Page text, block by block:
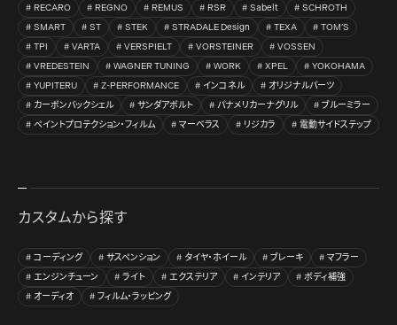
RECARO
REGNO REMUS RSR Sabelt
SCHROTH
SMART
ST STEK STRADALE Design TEXA
TOM’S
TPI
VARTA VERSPIELT VORSTEINER
VOSSEN
VREDESTEIN
WAGNER TUNING WORK XPEL
YOKOHAMA
YUPITERU
Z-PERFORMANCE インコネル
オリジナルパーツ
カーボンバックシェル
サンダアボルト パナメリカーナグリル
ブルーミラー
ペイントプロテクション・フィルム
マーベラス リジカラ 電動サイドステップ
カスタムから探す
コーディング サスペンション タイヤ・ホイール ブレーキ
マフラー
エンジンチューン
ライト エクステリア インテリア
ボディ補強
オーディオ
フィルム・ラッピング